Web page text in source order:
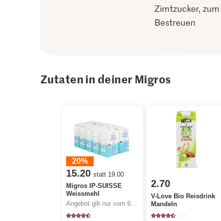
Zimtzucker, zum
Bestreuen
Zutaten in deiner Migros
20%
15.20 statt 19.00
Migros IP-SUISSE
Weissmehl
Angebot gilt nur vom 6.8. bis 12.8.2026, solange Vorrat.
2.70
V-Love Bio Reisdrink
Mandeln